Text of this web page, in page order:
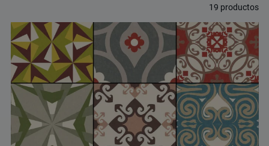
19 productos